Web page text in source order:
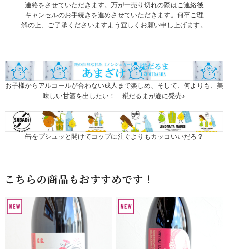
連絡をさせていただきます。万が一売り切れの際はご連絡後
キャンセルのお手続きを進めさせていただきます。何卒ご理
解の上、ご了承くださいますよう宜しくお願い申し上げます。
お子様からアルコールが合わない成人まで楽しめ、そして、何よりも、美
味しい甘酒を出したい！ 糀だるまが遂に発売♪
缶をプシュッと開けてコップに注ぐよりもカッコいいだろ？
こちらの商品もおすすめです！